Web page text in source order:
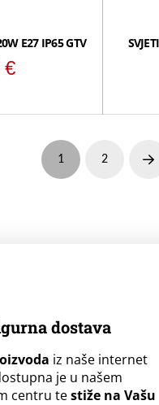
E27 IP65 GTV
€
1 2
dostava
iz naše internet
je u našem
centru testiže na Vašu